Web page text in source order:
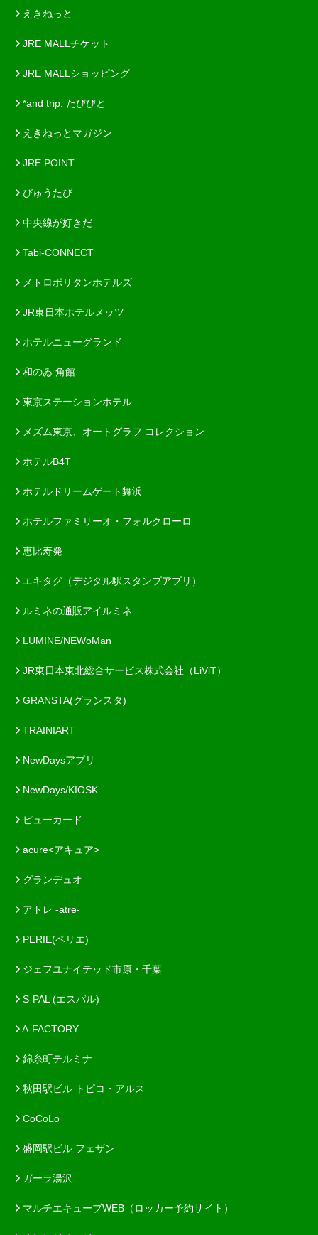
えきねっと
JRE MALLチケット
JRE MALLショッピング
*and trip. たびびと
えきねっとマガジン
JRE POINT
びゅうたび
中央線が好きだ
Tabi-CONNECT
メトロポリタンホテルズ
JR東日本ホテルメッツ
ホテルニューグランド
和のゐ 角館
東京ステーションホテル
メズム東京、オートグラフ コレクション
ホテルB4T
ホテルドリームゲート舞浜
ホテルファミリーオ・フォルクローロ
恵比寿発
エキタグ（デジタル駅スタンプアプリ）
ルミネの通販アイルミネ
LUMINE/NEWoMan
JR東日本東北総合サービス株式会社（LiViT）
GRANSTA(グランスタ)
TRAINIART
NewDaysアプリ
NewDays/KIOSK
ビューカード
acure<アキュア>
グランデュオ
アトレ -atre-
PERIE(ペリエ)
ジェフユナイテッド市原・千葉
S-PAL (エスパル)
A-FACTORY
錦糸町テルミナ
秋田駅ビル トピコ・アルス
CoCoLo
盛岡駅ビル フェザン
ガーラ湯沢
マルチエキューブWEB（ロッカー予約サイト）